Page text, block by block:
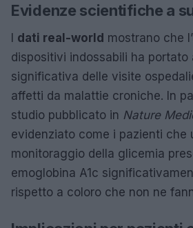
Evidenze scientifiche a
I dati real-world mostrano che
dispositivi indossabili ha portato
significativa delle visite
affetti da malattie croniche. In
studio pubblicato in Nature
evidenziato come i pazienti che
monitoraggio della glicemia
emoglobina A1c
rispetto a coloro che non ne